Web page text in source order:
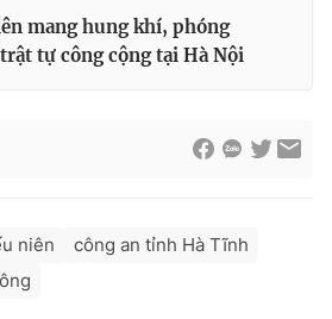
hình thức nếu không có sự chấp
rõ nguồn VTV.vn khi phát hành lại
mang hung khí, phóng
tự công cộng tại Hà Nội
niên
công an tỉnh Hà Tĩnh